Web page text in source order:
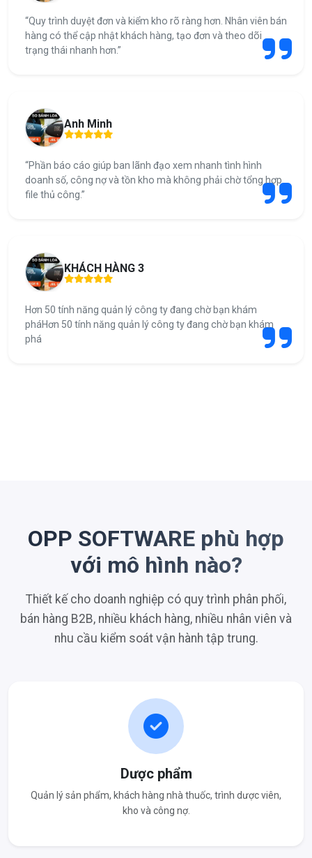
“Quy trình duyệt đơn và kiểm kho rõ ràng hơn. Nhân viên bán
hàng có thể cập nhật khách hàng, tạo đơn và theo dõi
trạng thái nhanh hơn.”
Anh Minh
“Phần báo cáo giúp ban lãnh đạo xem nhanh tình hình
doanh số, công nợ và tồn kho mà không phải chờ tổng hợp
file thủ công.”
KHÁCH HÀNG 3
Hơn 50 tính năng quản lý công ty đang chờ bạn khám
pháHơn 50 tính năng quản lý công ty đang chờ bạn khám
phá
OPP SOFTWARE phù hợp
với mô hình nào?
Thiết kế cho doanh nghiệp có quy trình phân phối,
bán hàng B2B, nhiều khách hàng, nhiều nhân viên và
nhu cầu kiểm soát vận hành tập trung.
Dược phẩm
Quản lý sản phẩm, khách hàng nhà thuốc, trình dược viên,
kho và công nợ.